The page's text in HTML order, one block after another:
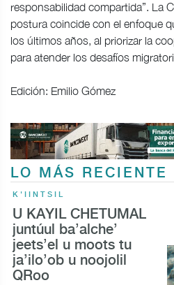
responsabilidad compartida”. La
postura coincide con el enfoque
los últimos años, al priorizar la
para atender los desafíos
Edición: Emilio Gómez
LO MÁS RECIENTE
K'IINTSIL
U KAYIL CHETUMAL
juntúul ba’alche’
jeets’el u moots tu
ja’ilo’ob u noojolil
QRoo